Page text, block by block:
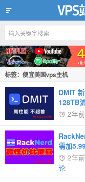
VPS站长网
标签：便宜美国vps主机
DMIT
128TB
2年
需加
2年
论